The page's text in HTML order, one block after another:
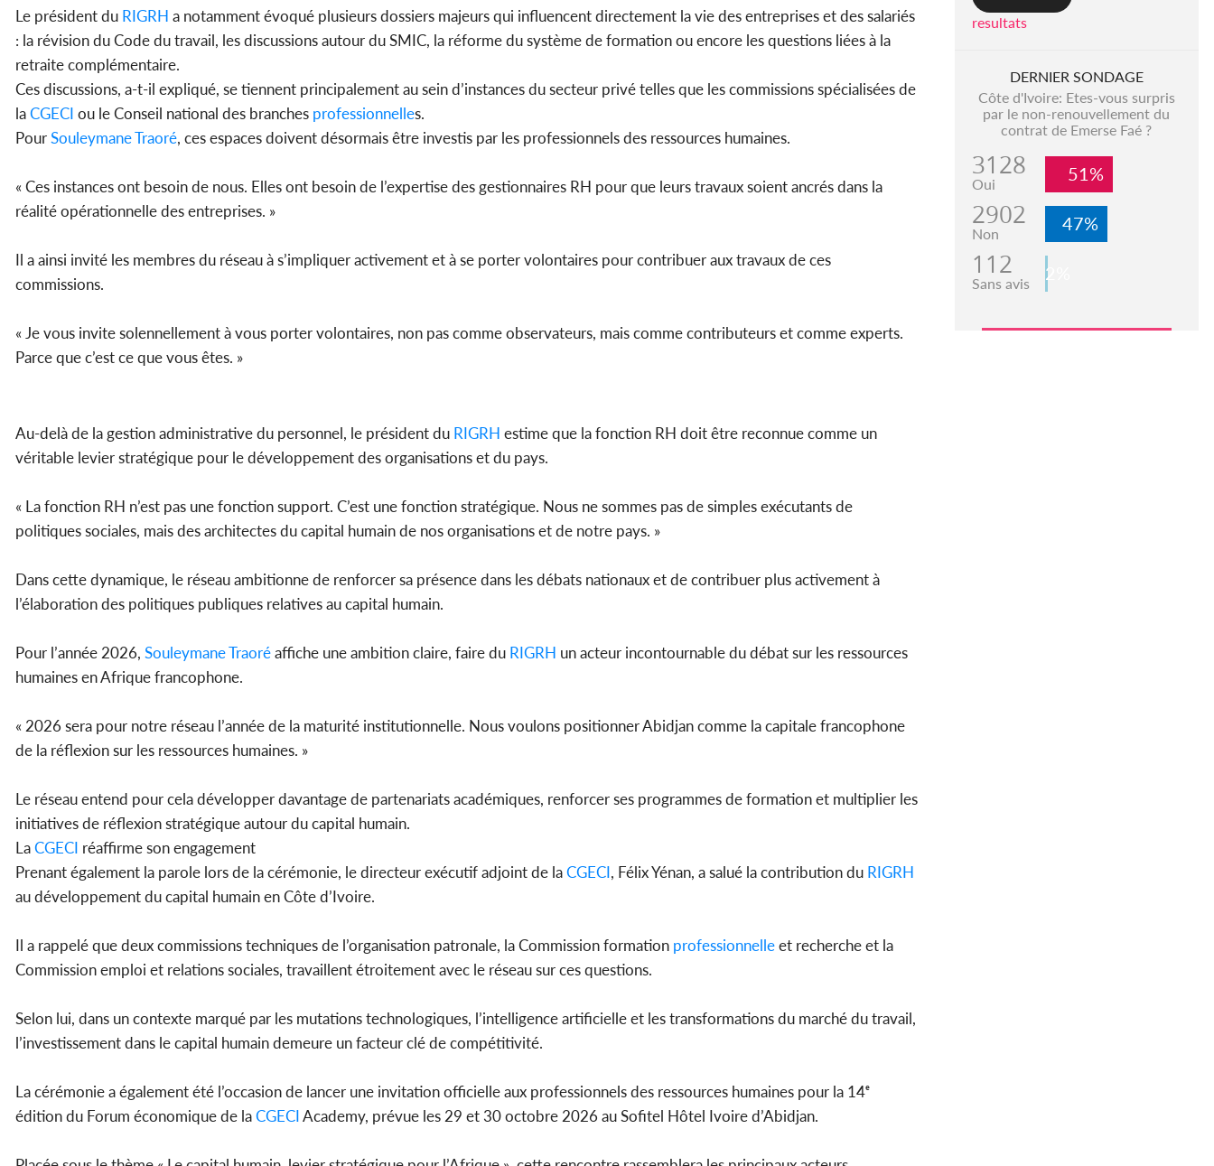
Le président du RIGRH a notamment évoqué plusieurs dossiers majeurs qui influencent directement la vie des entreprises et des salariés
: la révision du Code du travail, les discussions autour du SMIC, la réforme du système de formation ou encore les questions liées à la
retraite complémentaire.
Ces discussions, a-t-il expliqué, se tiennent principalement au sein d’instances du secteur privé telles que les commissions spécialisées de
laCGECI ou le Conseil national des branches professionnelles.
PourSouleymane Traoré, ces espaces doivent désormais être investis par les professionnels des ressources humaines.
« Ces instances ont besoin de nous. Elles ont besoin de l’expertise des gestionnaires RH pour que leurs travaux soient ancrés dans la
réalité opérationnelle des entreprises. »
Il a ainsi invité les membres du réseau à s’impliquer activement et à se porter volontaires pour contribuer aux travaux de ces
commissions.
« Je vous invite solennellement à vous porter volontaires, non pas comme observateurs, mais comme contributeurs et comme experts.
Parce que c’est ce que vous êtes. »
Au-delà de la gestion administrative du personnel, le président du RIGRH estime que la fonction RH doit être reconnue comme un
véritable levier stratégique pour le développement des organisations et du pays.
« La fonction RH n’est pas une fonction support. C’est une fonction stratégique. Nous ne sommes pas de simples exécutants de
politiques sociales, mais des architectes du capital humain de nos organisations et de notre pays. »
Dans cette dynamique, le réseau ambitionne de renforcer sa présence dans les débats nationaux et de contribuer plus activement à
l’élaboration des politiques publiques relatives au capital humain.
Pour l’année 2026, Souleymane Traoréaffiche une ambition claire, faire du RIGRH un acteur incontournable du débat sur les ressources
humaines en Afrique francophone.
« 2026 sera pour notre réseau l’année de la maturité institutionnelle. Nous voulons positionner Abidjan comme la capitale francophone
de la réflexion sur les ressources humaines. »
Le réseau entend pour cela développer davantage de partenariats académiques, renforcer ses programmes de formation et multiplier les
initiatives de réflexion stratégique autour du capital humain.
LaCGECI réaffirme son engagement
Prenant également la parole lors de la cérémonie, le directeur exécutif adjoint de laCGECI, Félix Yénan, a salué la contribution du RIGRH
au développement du capital humain en Côte d’Ivoire.
Il a rappelé que deux commissions techniques de l’organisation patronale, la Commission formation professionnelleet recherche et la
Commission emploi et relations sociales, travaillent étroitement avec le réseau sur ces questions.
Selon lui, dans un contexte marqué par les mutations technologiques, l’intelligence artificielle et les transformations du marché du travail,
l’investissement dans le capital humain demeure un facteur clé de compétitivité.
La cérémonie a également été l’occasion de lancer une invitation officielle aux professionnels des ressources humaines pour la 14ᵉ
édition du Forum économique de laCGECIAcademy, prévue les 29 et 30 octobre 2026 au Sofitel Hôtel Ivoire d’Abidjan.
resultats
DERNIER SONDAGE
Côte d'Ivoire: Etes-vous surpris
par le non-renouvellement du
contrat de Emerse Faé ?
3128
Oui 51%
2902
Non 47%
112
Sans avis 2%